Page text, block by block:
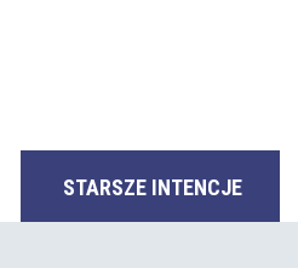
STARSZE INTENCJE